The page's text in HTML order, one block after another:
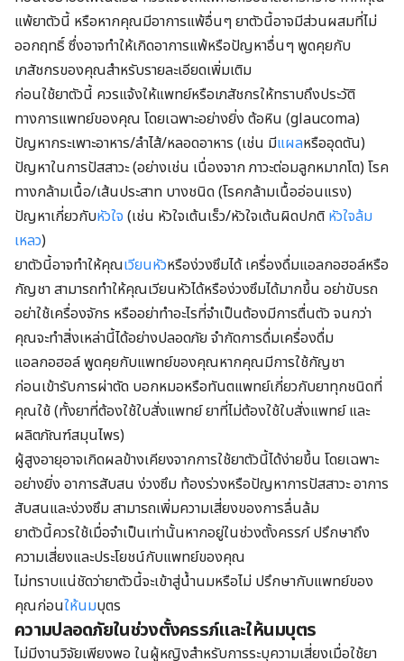
แพ้ยาตัวนี้ หรือหากคุณมีอาการแพ้อื่นๆ ยาตัวนี้อาจมีส่วนผสมที่ไม่
ออกฤทธิ์ ซึ่งอาจทำให้เกิดอาการแพ้หรือปัญหาอื่นๆ พูดคุยกับ
เภสัชกรของคุณสำหรับรายละเอียดเพิ่มเติม
ก่อนใช้ยาตัวนี้ ควรแจ้งให้แพทย์หรือเภสัชกรให้ทราบถึงประวัติ
ทางการแพทย์ของคุณ โดยเฉพาะอย่างยิ่ง ต้อหิน (glaucoma)
ปัญหากระเพาะอาหาร/ลำไส้/หลอดอาหาร (เช่น มีแผลหรืออุดตัน)
ปัญหาในการปัสสาวะ (อย่างเช่น เนื่องจาก ภาวะต่อมลูกหมากโต) โรค
ทางกล้ามเนื้อ/เส้นประสาท บางชนิด (โรคกล้ามเนื้ออ่อนแรง)
ปัญหาเกี่ยวกับหัวใจ (เช่น หัวใจเต้นเร็ว/หัวใจเต้นผิดปกติ หัวใจล้ม
เหลว)
ยาตัวนี้อาจทำให้คุณเวียนหัวหรือง่วงซึมได้ เครื่องดื่มแอลกอฮอล์หรือ
กัญชา สามารถทำให้คุณเวียนหัวได้หรือง่วงซึมได้มากขึ้น อย่าขับรถ
อย่าใช้เครื่องจักร หรืออย่าทำอะไรที่จำเป็นต้องมีการตื่นตัว จนกว่า
คุณจะทำสิ่งเหล่านี้ได้อย่างปลอดภัย จำกัดการดื่มเครื่องดื่ม
แอลกอฮอล์ พูดคุยกับแพทย์ของคุณหากคุณมีการใช้กัญชา
ก่อนเข้ารับการผ่าตัด บอกหมอหรือทันตแพทย์เกี่ยวกับยาทุกชนิดที่
คุณใช้ (ทั้งยาที่ต้องใช้ใบสั่งแพทย์ ยาที่ไม่ต้องใช้ใบสั่งแพทย์ และ
ผลิตภัณฑ์สมุนไพร)
ผู้สูงอายุอาจเกิดผลข้างเคียงจากการใช้ยาตัวนี้ได้ง่ายขึ้น โดยเฉพาะ
อย่างยิ่ง อาการสับสน ง่วงซึม ท้องร่วงหรือปัญหาการปัสสาวะ อาการ
สับสนและง่วงซึม สามารถเพิ่มความเสี่ยงของการลื่นล้ม
ยาตัวนี้ควรใช้เมื่อจำเป็นเท่านั้นหากอยู่ในช่วงตั้งครรภ์ ปรึกษาถึง
ความเสี่ยงและประโยชน์กับแพทย์ของคุณ
ไม่ทราบแน่ชัดว่ายาตัวนี้จะเข้าสู่น้ำนมหรือไม่ ปรึกษากับแพทย์ของ
คุณก่อนให้นมบุตร
ความปลอดภัยในช่วงตั้งครรภ์และให้นมบุตร
ไม่มีงานวิจัยเพียงพอ ในผู้หญิงสำหรับการระบุความเสี่ยงเมื่อใช้ยา